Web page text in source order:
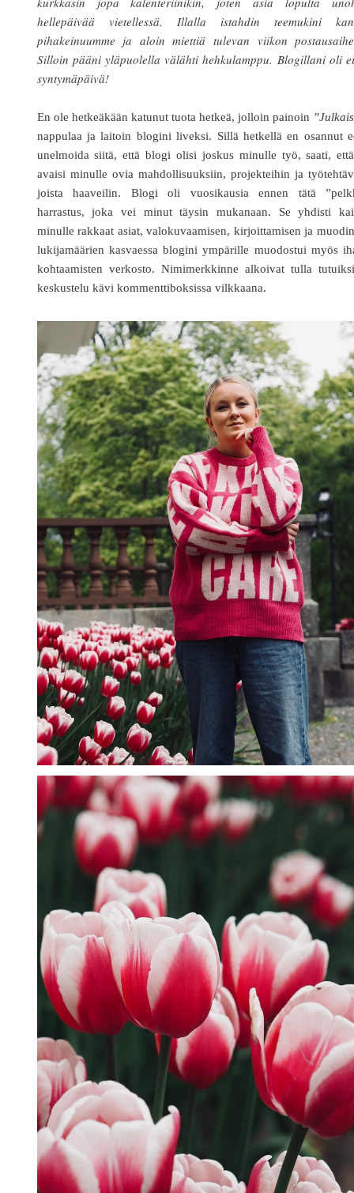
hellepäivää vietellessä. Illalla istahdin teemukini
pihakeinuumme ja aloin miettiä tulevan viikon
Silloin pääni yläpuolella välähti hehkulamppu. Blogillani oli
syntymäpäivä!
En ole hetkeäkään katunut tuota hetkeä, jolloin painoin
nappulaa ja laitoin blogini liveksi. Sillä hetkellä en osannut
unelmoida siitä, että blogi olisi joskus minulle työ, saati,
avaisi minulle ovia mahdollisuuksiin, projekteihin ja
joista haaveilin. Blogi oli vuosikausia ennen tätä
harrastus, joka vei minut täysin mukanaan. Se yhdisti
minulle rakkaat asiat, valokuvaamisen, kirjoittamisen ja
lukijamäärien kasvaessa blogini ympärille muodostui myös
kohtaamisten verkosto. Nimimerkkinne alkoivat tulla
keskustelu kävi kommenttiboksissa vilkkaana.